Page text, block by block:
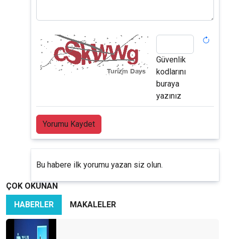
Güvenlik
kodlarını
buraya
yazınız
Yorumu Kaydet
Bu habere ilk yorumu yazan siz olun.
ÇOK OKUNAN
HABERLER
MAKALELER